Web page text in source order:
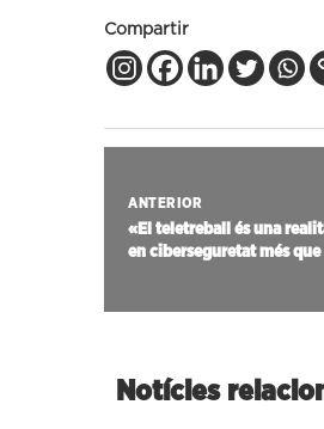
Compartir
ANTERIOR
«El teletreball és una
en ciberseguretat més que
Notícies